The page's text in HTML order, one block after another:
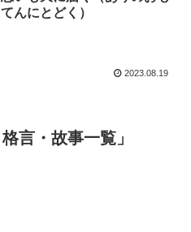
んにとどく）
2023.08.19
言・故事一覧」